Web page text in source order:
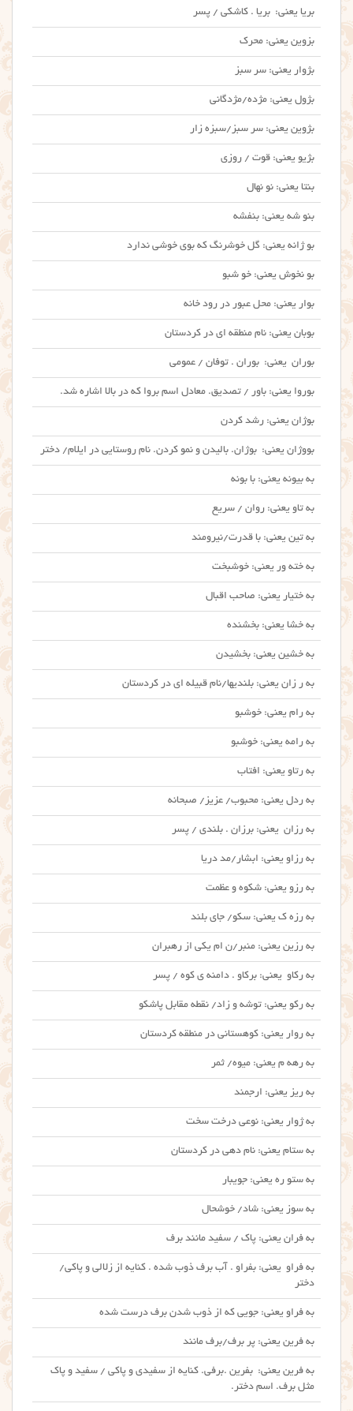
بریا یعنی: بریا . کاشکی / پسر
بزوین یعنی: محرک
بژوار یعنی: سر سبز
بژول یعنی: مژده/مژدگانی
بژوین یعنی: سر سبز/سبزه زار
بژیو یعنی: قوت / روزی
بنتا یعنی: نو نهال
بنو شه یعنی: بنفشه
بو ژانه یعنی: گل خوشرنگ که بوی خوشی ندارد
بو نخوش یعنی: خو شبو
بوار یعنی: محل عبور در رود خانه
بوبان یعنی: نام منطقه ای در کردستان
بوران یعنی: بوران . توفان / عمومی
بوروا یعنی: باور / تصدیق. معادل اسم بروا که در بالا اشاره شد.
بوژان یعنی: رشد کردن
بووژان یعنی: بوژان. بالیدن و نمو کردن. نام روستایی در ایلام/ دختر
به بیونه یعنی: با بونه
به تاو یعنی: روان / سریع
به تین یعنی: با قدرت/نیرومند
به خته ور یعنی: خوشبخت
به ختیار یعنی: صاحب اقبال
به خشا یعنی: بخشنده
به خشین یعنی: بخشیدن
به ر زان یعنی: بلندیها/نام قبیله ای در کردستان
به رام یعنی: خوشبو
به رامه یعنی: خوشبو
به رتاو یعنی: افتاب
به ردل یعنی: محبوب/ عزیز/ صبحانه
به رزان یعنی: برزان . بلندی / پسر
به رزاو یعنی: ابشار/مد دریا
به رزو یعنی: شکوه و عظمت
به رزه ک یعنی: سکو/ جای بلند
به رزین یعنی: منبر/ن ام یکی از رهبران
به رکاو یعنی: برکاو . دامنه ی کوه / پسر
به رکو یعنی: توشه و زاد/ نقطه مقابل پاشکو
به روار یعنی: کوهستانی در منطقه کردستان
به رهه م یعنی: میوه/ ثمر
به ریز یعنی: ارجمند
به ژوار یعنی: نوعی درخت سخت
به ستام یعنی: نام دهی در کردستان
به ستو ره یعنی: جویبار
به سوز یعنی: شاد/ خوشحال
به فران یعنی: پاک / سفید مانند برف
به فراو یعنی: بفراو . آب برف ذوب شده . کنایه از زلالی و پاکی/
دختر
به فراو یعنی: جویی که از ذوب شدن برف درست شده
به فرین یعنی: پر برف/برف مانند
به فرین یعنی: بفرین .برفی. کنایه از سفیدی و پاکی / سفید و پاک
مثل برف. اسم دختر.